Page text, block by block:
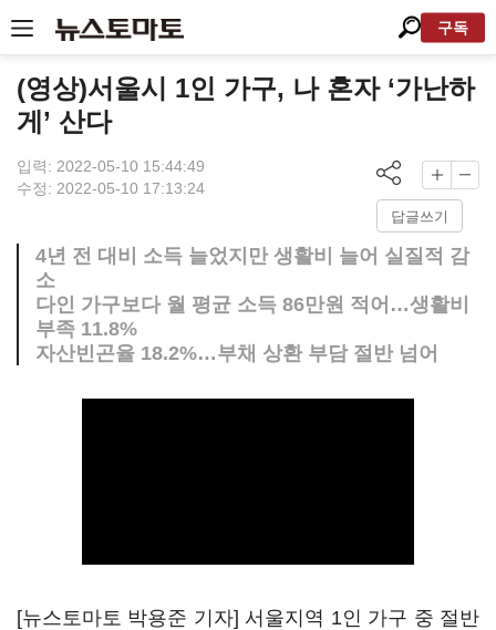
구독
(영상)서울시 1인 가구, 나 혼자 ‘가난하
게’ 산다
입력: 2022-05-10 15:44:49
수정: 2022-05-10 17:13:24
답글쓰기
4년 전 대비 소득 늘었지만 생활비 늘어 실질적 감
소
다인 가구보다 월 평균 소득 86만원 적어…생활비
부족 11.8%
자산빈곤율 18.2%…부채 상환 부담 절반 넘어
[뉴스토마토 박용준 기자] 서울지역 1인 가구 중 절반